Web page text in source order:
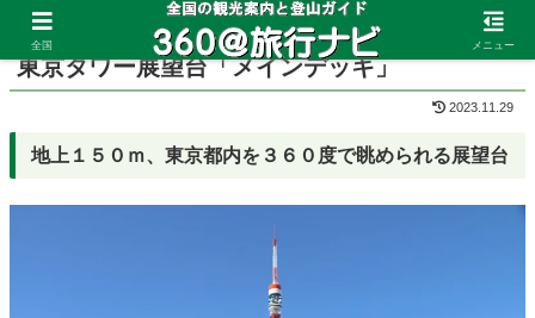
ホーム 東京都 東京タワー
東京タワー展望台「メインデッキ」
2023.11.29
地上１５０ｍ、東京都内を３６０度で眺められる展望台
全国 メニュー